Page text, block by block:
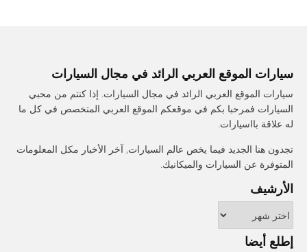
سيارات الموقع العربي الرائد في مجال السيارات
سيارات الموقع العربي الرائد في مجال السيارات. إذا كنتم من محبي
السيارات فمرحبا بكم في موقعكم الموقع العربي المتخصص في كل ما
له علاقة بااسيارات.
تجدون هنا الجديد فيما يخص عالم السيارات, آخر الأخبار مكل المعلومات
المتوفرة عن السيارات والميكانيك.
الأرشيف
إطلع أيضا